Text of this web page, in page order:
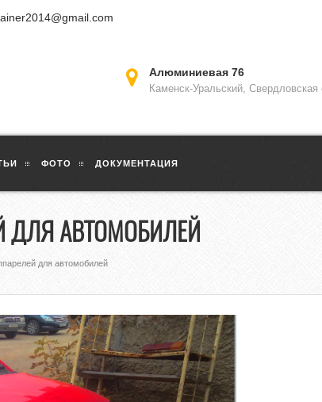
Алюминиевая 76
Каменск-Уральский, Свердловская
ФОТО ДОКУМЕНТАЦИЯ
ДЛЯ АВТОМОБИЛЕЙ
для автомобилей